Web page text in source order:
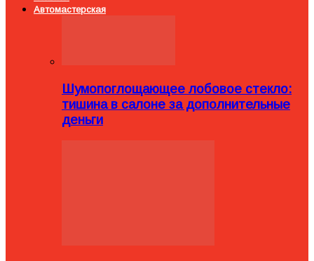
Автомастерская
Шумопоглощающее лобовое стекло:
тишина в салоне за дополнительные
деньги